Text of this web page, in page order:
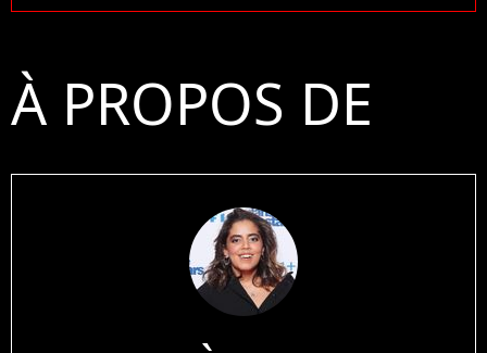
À PROPOS DE